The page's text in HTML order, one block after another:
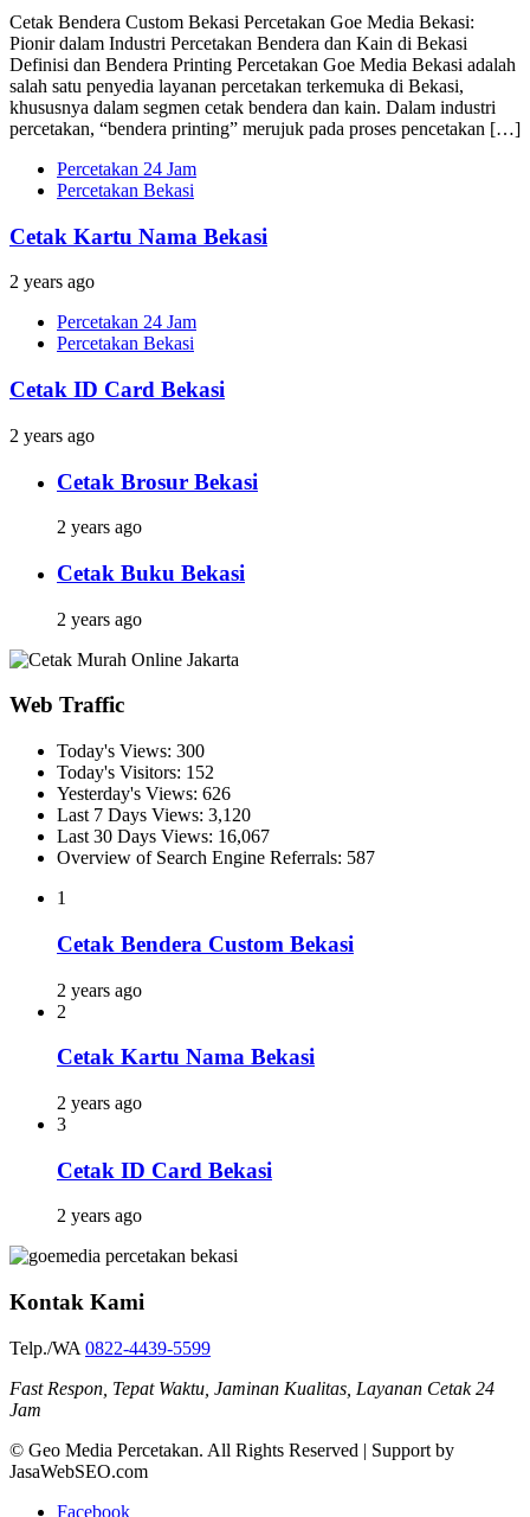
Cetak Bendera Custom Bekasi Percetakan Goe Media Bekasi:
Pionir dalam Industri Percetakan Bendera dan Kain di Bekasi
Definisi dan Bendera Printing Percetakan Goe Media Bekasi adalah
salah satu penyedia layanan percetakan terkemuka di Bekasi,
khususnya dalam segmen cetak bendera dan kain. Dalam industri
percetakan, “bendera printing” merujuk pada proses pencetakan […]
Percetakan 24 Jam
Percetakan Bekasi
Cetak Kartu Nama Bekasi
2 years ago
Percetakan 24 Jam
Percetakan Bekasi
Cetak ID Card Bekasi
2 years ago
Cetak Brosur Bekasi
2 years ago
Cetak Buku Bekasi
2 years ago
Web Traffic
Today's Views: 300
Today's Visitors: 152
Yesterday's Views: 626
Last 7 Days Views: 3,120
Last 30 Days Views: 16,067
Overview of Search Engine Referrals: 587
1
Cetak Bendera Custom Bekasi
2 years ago
2
Cetak Kartu Nama Bekasi
2 years ago
3
Cetak ID Card Bekasi
2 years ago
Kontak Kami
Telp./WA 0822-4439-5599
Fast Respon, Tepat Waktu, Jaminan Kualitas, Layanan Cetak 24
Jam
© Geo Media Percetakan. All Rights Reserved | Support by
JasaWebSEO.com
Facebook